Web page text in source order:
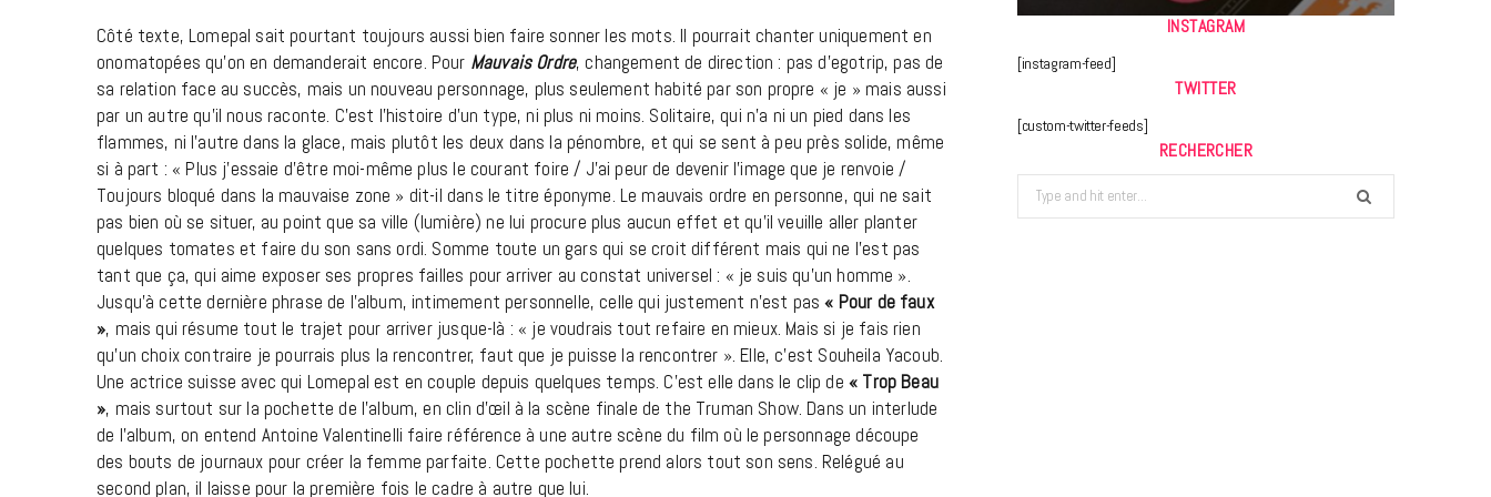
Côté texte, Lomepal sait pourtant toujours aussi bien faire sonner les mots. Il pourrait chanter uniquement en
onomatopées qu’on en demanderait encore. Pour Mauvais Ordre, changement de direction : pas d’egotrip, pas de
sa relation face au succès, mais un nouveau personnage, plus seulement habité par son propre « je » mais aussi
par un autre qu’il nous raconte. C’est l’histoire d’un type, ni plus ni moins. Solitaire, qui n’a ni un pied dans les
flammes, ni l’autre dans la glace, mais plutôt les deux dans la pénombre, et qui se sent à peu près solide, même
si à part : « Plus j’essaie d’être moi-même plus le courant foire / J’ai peur de devenir l’image que je renvoie /
Toujours bloqué dans la mauvaise zone » dit-il dans le titre éponyme. Le mauvais ordre en personne, qui ne sait
pas bien où se situer, au point que sa ville (lumière) ne lui procure plus aucun effet et qu’il veuille aller planter
quelques tomates et faire du son sans ordi. Somme toute un gars qui se croit différent mais qui ne l’est pas
tant que ça, qui aime exposer ses propres failles pour arriver au constat universel : « je suis qu’un homme ».
Jusqu’à cette dernière phrase de l’album, intimement personnelle, celle qui justement n’est pas« Pour de faux
», mais qui résume tout le trajet pour arriver jusque-là : « je voudrais tout refaire en mieux. Mais si je fais rien
qu’un choix contraire je pourrais plus la rencontrer, faut que je puisse la rencontrer ». Elle, c’est Souheila Yacoub.
Une actrice suisse avec qui Lomepal est en couple depuis quelques temps. C’est elle dans le clip de « Trop Beau
», mais surtout sur la pochette de l’album, en clin d’œil à la scène finale de the Truman Show. Dans un interlude
de l’album, on entend Antoine Valentinelli faire référence à une autre scène du film où le personnage découpe
des bouts de journaux pour créer la femme parfaite. Cette pochette prend alors tout son sens. Relégué au
second plan, il laisse pour la première fois le cadre à autre que lui.
INSTAGRAM
[instagram-feed]
TWITTER
[custom-twitter-feeds]
RECHERCHER
Search
for: